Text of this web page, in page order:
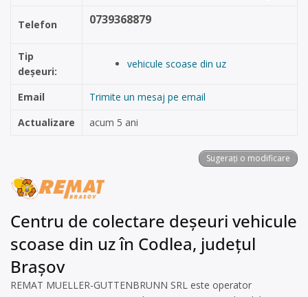
Telefon 0739368879
Tip
deșeuri:
vehicule scoase din uz
Email
Trimite un mesaj pe email
Actualizare
acum 5 ani
Sugerați o modificare
Centru de colectare deșeuri vehicule
scoase din uz în Codlea, județul
Brașov
REMAT MUELLER-GUTTENBRUNN SRL este operator